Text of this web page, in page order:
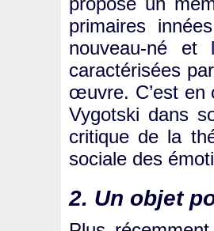
primaires
nouveau-né et
caractérisées
œuvre. C’est en
Vygotski dans
critique de la
sociale des
2. Un objet